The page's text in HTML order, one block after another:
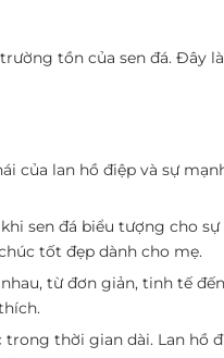
tồn của sen đá. Đây
của lan hồ điệp và sự
sen đá biểu tượng cho
tốt đẹp dành cho mẹ.
từ đơn giản, tinh tế
thời gian dài. Lan hồ